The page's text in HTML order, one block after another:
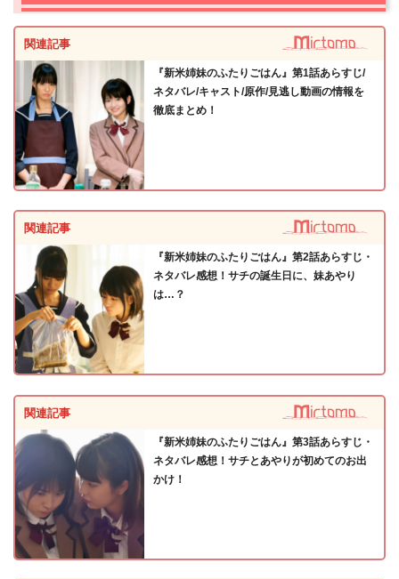
関連記事
『新米姉妹のふたりごはん』第1話あらすじ/
ネタバレ/キャスト/原作/見逃し動画の情報を
徹底まとめ！
関連記事
『新米姉妹のふたりごはん』第2話あらすじ・
ネタバレ感想！サチの誕生日に、妹あやり
は…？
関連記事
『新米姉妹のふたりごはん』第3話あらすじ・
ネタバレ感想！サチとあやりが初めてのお出
かけ！